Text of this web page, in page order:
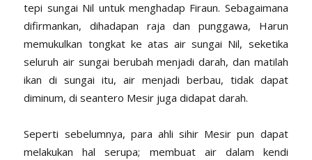
tepi sungai Nil untuk menghadap Firaun. Sebagaimana
difirmankan, dihadapan raja dan punggawa, Harun
memukulkan tongkat ke atas air sungai Nil, seketika
seluruh air sungai berubah menjadi darah, dan matilah
ikan di sungai itu, air menjadi berbau, tidak dapat
diminum, di seantero Mesir juga didapat darah.
Seperti sebelumnya, para ahli sihir Mesir pun dapat
melakukan hal serupa; membuat air dalam kendi